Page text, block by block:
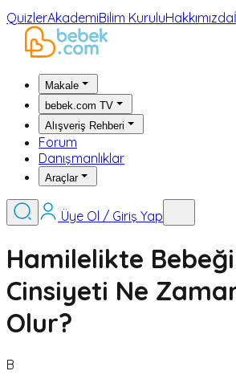
QuizlerAkademiBilim KuruluHakkımızda
Makale
bebek.com TV
Alışveriş Rehberi
Forum
Danışmanlıklar
Araçlar
Üye Ol / Giriş Yap
Hamilelikte
Cinsiyeti Ne
Olur?
B